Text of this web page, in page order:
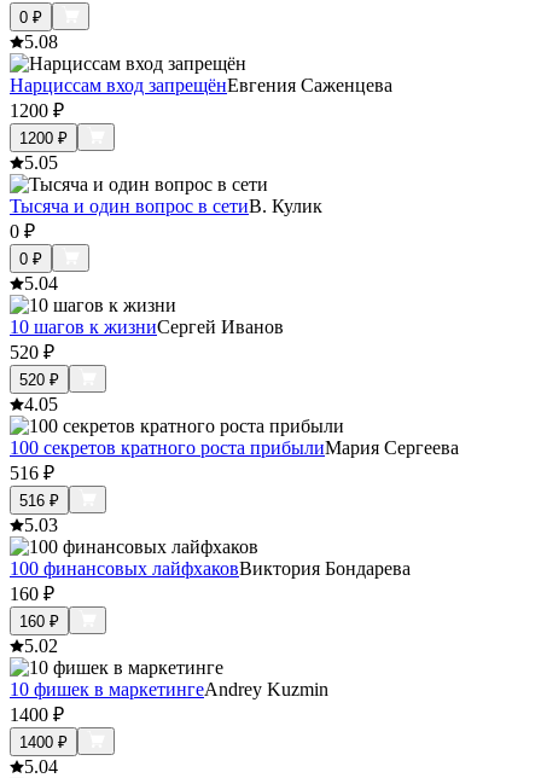
0 ₽
5.08
Нарциссам вход запрещёнЕвгения Саженцева
1200 ₽
1200 ₽
5.05
Тысяча и один вопрос в сетиВ. Кулик
0 ₽
0 ₽
5.04
10 шагов к жизниСергей Иванов
520 ₽
520 ₽
4.05
100 секретов кратного роста прибылиМария Сергеева
516 ₽
516 ₽
5.03
100 финансовых лайфхаковВиктория Бондарева
160 ₽
160 ₽
5.02
10 фишек в маркетингеAndrey Kuzmin
1400 ₽
1400 ₽
5.04